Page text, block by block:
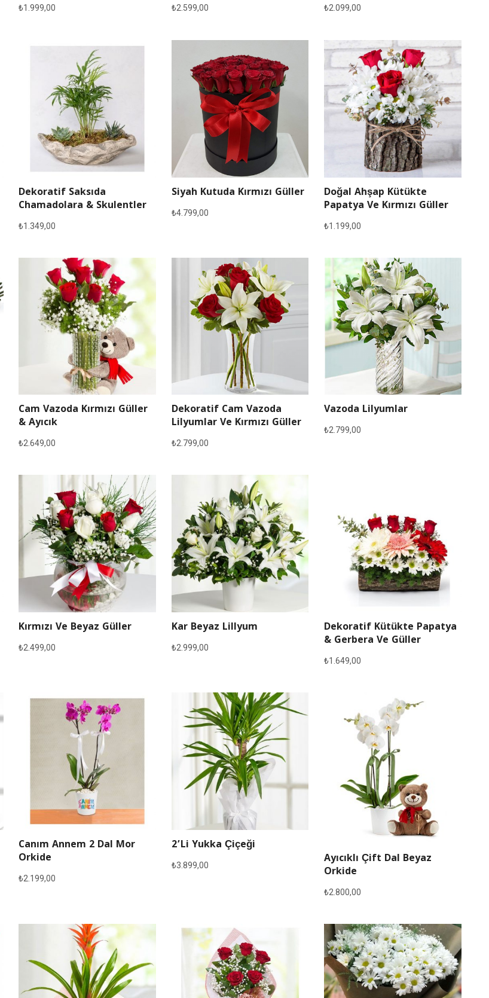
₺1.999,00 ₺2.599,00 ₺2.099,00
Dekoratif Saksıda
Chamadolara & Skulentler
₺1.349,00
Siyah Kutuda Kırmızı Güller
₺4.799,00
Doğal Ahşap Kütükte
Papatya Ve Kırmızı Güller
₺1.199,00
Cam Vazoda Kırmızı Güller
& Ayıcık
₺2.649,00
Dekoratif Cam Vazoda
Lilyumlar Ve Kırmızı Güller
₺2.799,00
Vazoda Lilyumlar
₺2.799,00
Kırmızı Ve Beyaz Güller
₺2.499,00
Kar Beyaz Lillyum
₺2.999,00
Dekoratif Kütükte Papatya
& Gerbera Ve Güller
₺1.649,00
Canım Annem 2 Dal Mor
Orkide
₺2.199,00
2’li Yukka Çiçeği
₺3.899,00
Ayıcıklı Çift Dal Beyaz
Orkide
₺2.800,00